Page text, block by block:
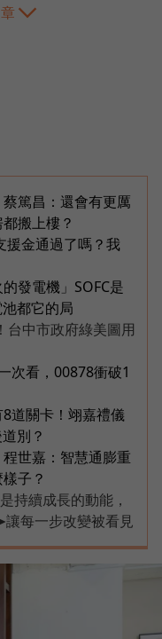
篤昌：還會有更厲
搬上樓？
援金通過了嗎？我
發電機」SOFC是
都它的局
台中市政府綠美圖用
次看，00878衝破1
道關卡！翊嘉禮儀
別？
世嘉：智慧通膨重
子？
持續成長的動能，
每一步改變被看見